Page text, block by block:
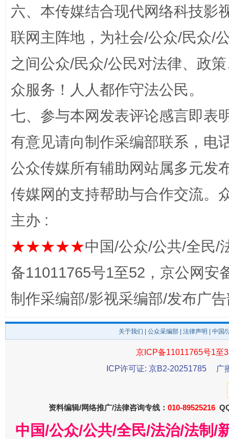
“蜀中异人”王建安的艺术幻境
完善运行机制助力责任有效落实 一纸欠
六、本传媒结合现代网络科技影
联网主阵地，为社会/公众/民众/
之间公众/民众/公民对法律、政
众服务！人人都作守法公民。
七、参与本网发表评论感言即表
有意见请向制作采编部联系，电
公众传媒所有辅助网站属多元发
传媒网的支持帮助与合作交流。
主办 :
★★★★★中国/公众/公共/全民/
备11011765号1至52，京公网安
制作采编部/影视采编部/发布广
关于我们 公众采编部 法律声明 | 中国
京ICP备11011765号1至
ICP许可证: 京B2-20251785
广
资料编辑/网络推广/法律咨询专线： 010-89525216
中国/公众/公共/全民/法治/法制/